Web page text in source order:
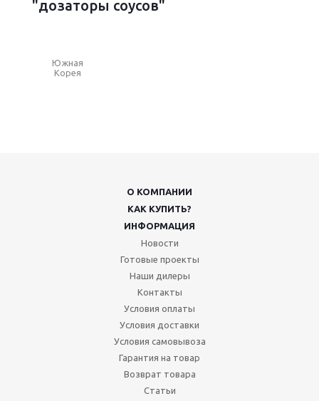
"дозаторы соусов"
Южная
Корея
О КОМПАНИИ
КАК КУПИТЬ?
ИНФОРМАЦИЯ
Новости
Готовые проекты
Наши дилеры
Контакты
Условия оплаты
Условия доставки
Условия самовывоза
Гарантия на товар
Возврат товара
Статьи